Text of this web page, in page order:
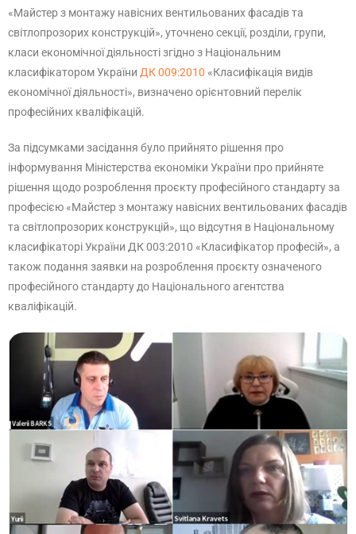
«Майстер з монтажу навісних вентильованих фасадів та
світлопрозорих конструкцій», уточнено секції, розділи, групи,
класи економічної діяльності згідно з Національним
класифікатором України ДК 009:2010 «Класифікація видів
економічної діяльності», визначено орієнтовний перелік
професійних кваліфікацій.
За підсумками засідання було прийнято рішення про
інформування Міністерства економіки України про прийняте
рішення щодо розроблення проєкту професійного стандарту за
професією «Майстер з монтажу навісних вентильованих фасадів
та світлопрозорих конструкцій», що відсутня в Національному
класифікаторі України ДК 003:2010 «Класифікатор професій», а
також подання заявки на розроблення проєкту означеного
професійного стандарту до Національного агентства
кваліфікацій.